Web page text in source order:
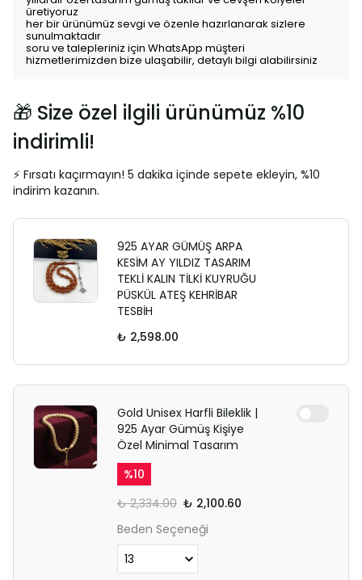
üretiyoruz
her bir ürünümüz sevgi ve özenle hazırlanarak sizlere
sunulmaktadır
soru ve talepleriniz için WhatsApp müşteri
hizmetlerimizden bize ulaşabilir, detaylı bilgi alabilirsiniz
🎁 Size özel ilgili ürünümüz %10
indirimli!
⚡ Fırsatı kaçırmayın! 5 dakika içinde sepete ekleyin, %10
indirim kazanın.
925 AYAR GÜMÜŞ ARPA
KESİM AY YILDIZ TASARIM
TEKLİ KALIN TİLKİ KUYRUĞU
PÜSKÜL ATEŞ KEHRİBAR
TESBİH
₺ 2,598.00
Gold Unisex Harfli Bileklik |
925 Ayar Gümüş Kişiye
Özel Minimal Tasarım
%10
₺ 2,334.00 ₺ 2,100.60
Beden Seçeneği